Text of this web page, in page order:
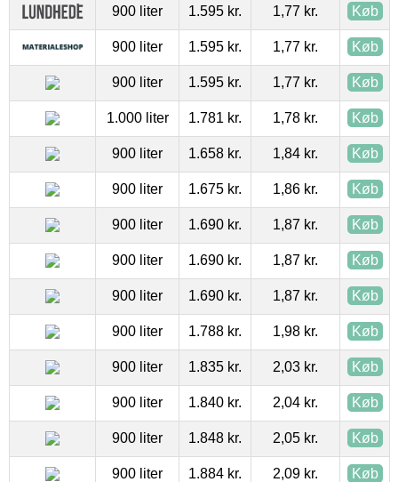
900 liter 1.595 kr. 1,77 kr. Køb
900 liter 1.595 kr. 1,77 kr. Køb
900 liter 1.595 kr. 1,77 kr. Køb
1.000 liter 1.781 kr. 1,78 kr. Køb
900 liter 1.658 kr. 1,84 kr. Køb
900 liter 1.675 kr. 1,86 kr. Køb
900 liter 1.690 kr. 1,87 kr. Køb
900 liter 1.690 kr. 1,87 kr. Køb
900 liter 1.690 kr. 1,87 kr. Køb
900 liter 1.788 kr. 1,98 kr. Køb
900 liter 1.835 kr. 2,03 kr. Køb
900 liter 1.840 kr. 2,04 kr. Køb
900 liter 1.848 kr. 2,05 kr. Køb
900 liter 1.884 kr. 2,09 kr. Køb